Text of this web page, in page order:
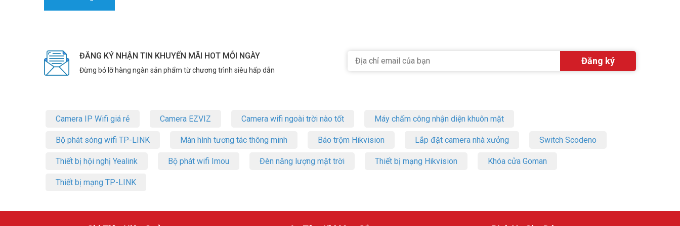
ĐĂNG KÝ NHẬN TIN KHUYẾN MÃI HOT MỖI NGÀY
Đừng bỏ lỡ hàng ngàn sản phẩm từ chương trình siêu hấp dẫn
Camera IP Wifi giá rẻ Camera EZVIZ Camera wifi ngoài trời nào tốt Máy chấm công nhận diện khuôn mặt
Bộ phát sóng wifi TP-LINK Màn hình tương tác thông minh Báo trộm Hikvision Lắp đặt camera nhà xưởng Switch Scodeno
Thiết bị hội nghị Yealink Bộ phát wifi Imou Đèn năng lượng mặt trời Thiết bị mạng Hikvision Khóa cửa Goman
Thiết bị mạng TP-LINK